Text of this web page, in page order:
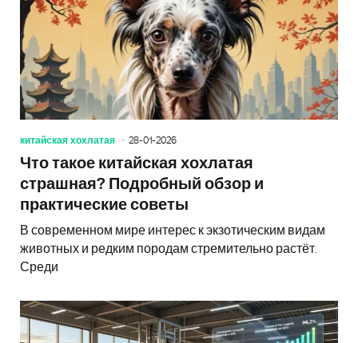
китайская хохлатая 28-01-2026
Что такое китайская хохлатая
страшная? Подробный обзор и
практические советы
В современном мире интерес к экзотическим видам
животных и редким породам стремительно растёт.
Среди